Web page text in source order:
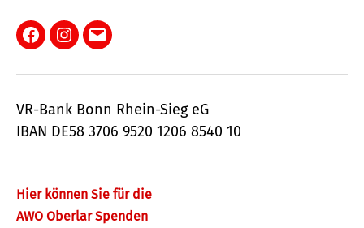
Facebook
Instagram
E-
VR-Bank Bonn Rhein-Sieg eG
IBAN DE58 3706 9520 1206 8540 10
Hier können Sie für die
AWO Oberlar Spenden